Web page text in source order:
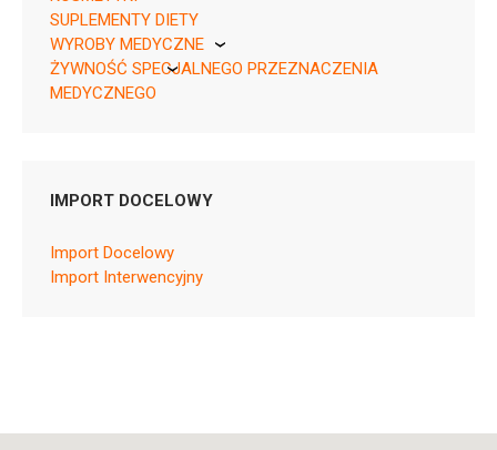
05909990293216 ¦ Rp ¦ Skasowane ¦ 7498
12 tabl.
05909990293223 ¦ Rp ¦ 7499
16 tabl.
Pierre Fabre
SUPLEMENTY DIETY
WYROBY MEDYCZNE
KikGel
ŻYWNOŚĆ SPECJALNEGO PRZEZNACZENIA
MEDYCZNEGO
IMPORT DOCELOWY
Import Docelowy
Import Interwencyjny